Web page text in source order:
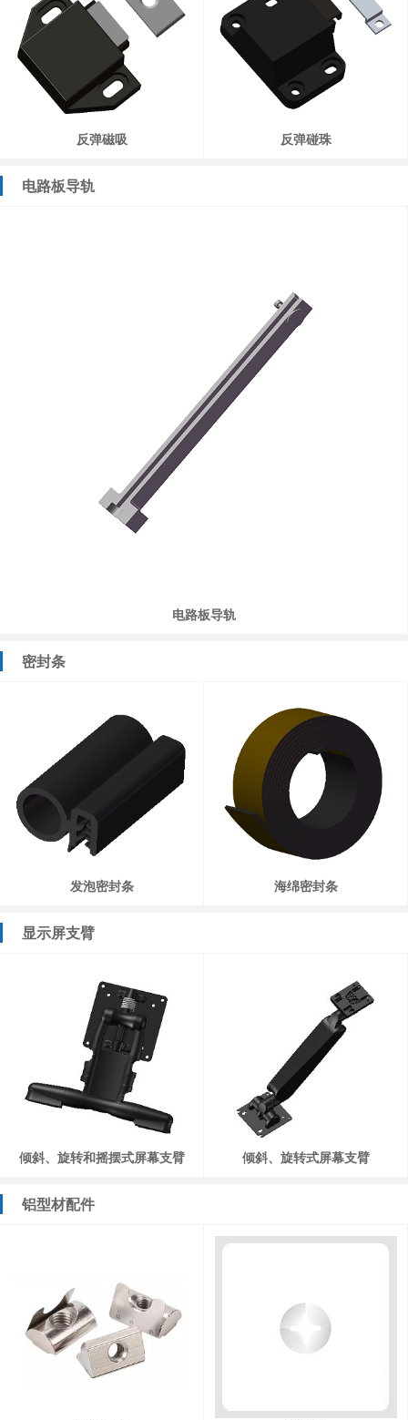
反弹磁吸 反弹碰珠
电路板导轨
电路板导轨
密封条
发泡密封条 海绵密封条
显示屏支臂
倾斜、旋转和摇摆式屏幕支臂 倾斜、旋转式屏幕支臂
铝型材配件